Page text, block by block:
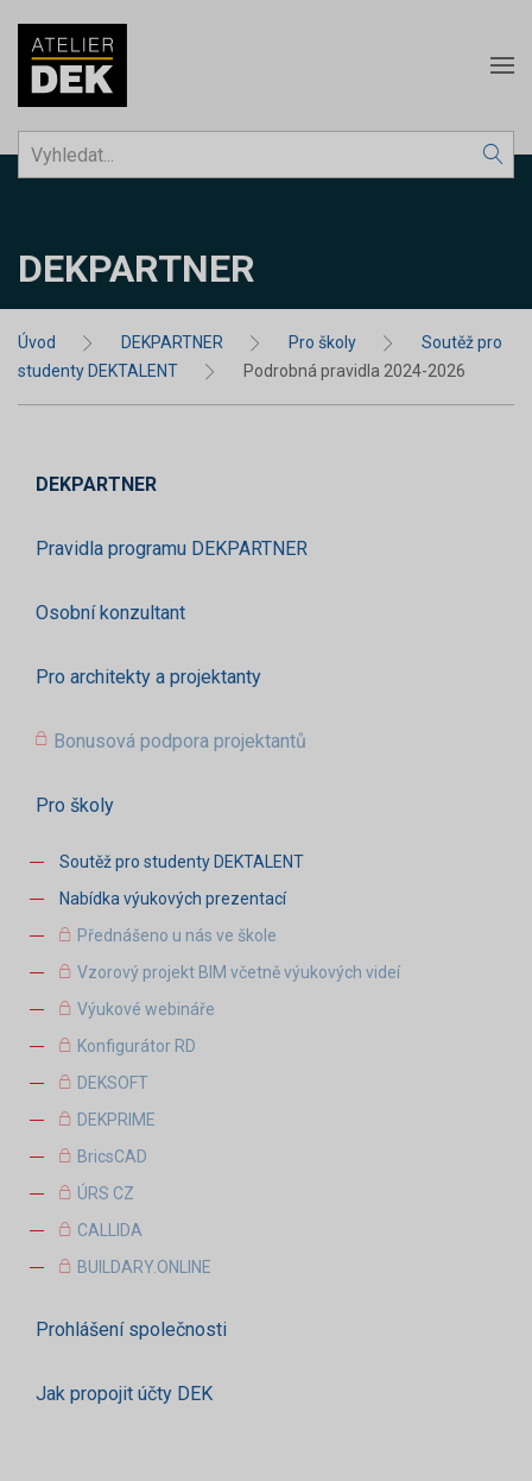
DEKPARTNER
Úvod DEKPARTNER Pro školy
Soutěž pro
studenty DEKTALENT
Podrobná pravidla 2024-2026
DEKPARTNER
Pravidla programu DEKPARTNER
Osobní konzultant
Pro architekty a projektanty
Bonusová podpora projektantů
Pro školy
Soutěž pro studenty DEKTALENT
Nabídka výukových prezentací
Přednášeno u nás ve škole
Vzorový projekt BIM včetně výukových videí
Výukové webináře
Konfigurátor RD
DEKSOFT
DEKPRIME
BricsCAD
ÚRS CZ
CALLIDA
BUILDARY.ONLINE
Prohlášení společnosti
Jak propojit účty DEK